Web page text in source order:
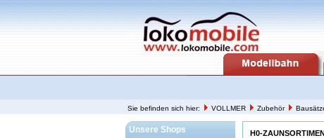
Sie befinden sich hier: VOLLMER Zubehör
Unsere Shops
H0-